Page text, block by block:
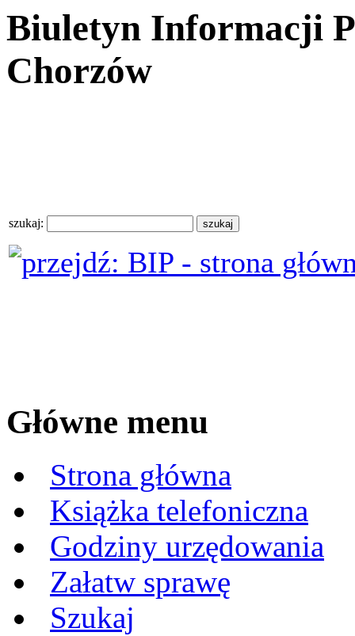
Biuletyn Informacji
Chorzów
szukaj:
Główne menu
Strona główna
Książka telefoniczna
Godziny urzędowania
Załatw sprawę
Szukaj